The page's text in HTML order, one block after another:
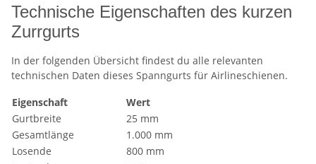
Technische Eigenschaften des kurzen
Zurrgurts
In der folgenden Übersicht findest du alle relevanten
technischen Daten dieses Spanngurts für Airlineschienen.
Eigenschaft
Wert
Gurtbreite
25 mm
Gesamtlänge
1.000 mm
Losende
800 mm